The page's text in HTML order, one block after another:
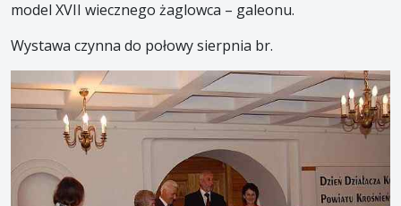
model XVII wiecznego żaglowca – galeonu.
Wystawa czynna do połowy sierpnia br.